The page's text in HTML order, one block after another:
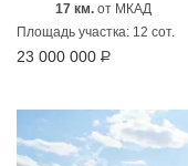
17 км. от МКАД
Площадь участка: 12 сот.
23 000 000 Р